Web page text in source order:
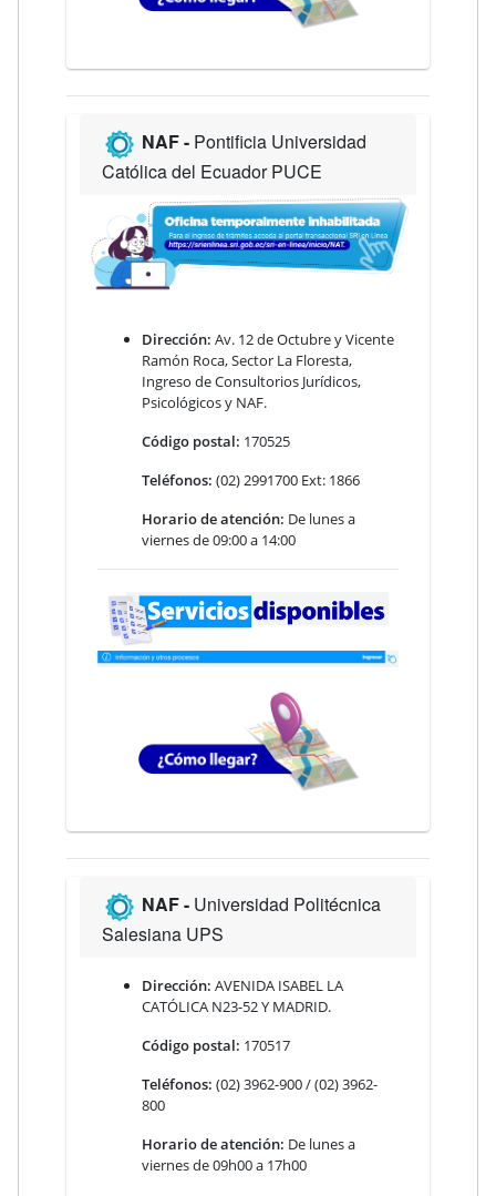
NAF -Pontificia Universidad
Católica del Ecuador PUCE
Dirección: Av. 12 de Octubre y Vicente
Ramón Roca, Sector La Floresta,
Ingreso de Consultorios Jurídicos,
Psicológicos y NAF.
Código postal: 170525
Teléfonos: (02) 2991700 Ext: 1866
Horario de atención: De lunes a
viernes de 09:00 a 14:00
NAF -Universidad Politécnica
Salesiana UPS
Dirección: AVENIDA ISABEL LA
CATÓLICA N23-52 Y MADRID.
Código postal: 170517
Teléfonos: (02) 3962-900 / (02) 3962-
800
Horario de atención: De lunes a
viernes de 09h00 a 17h00